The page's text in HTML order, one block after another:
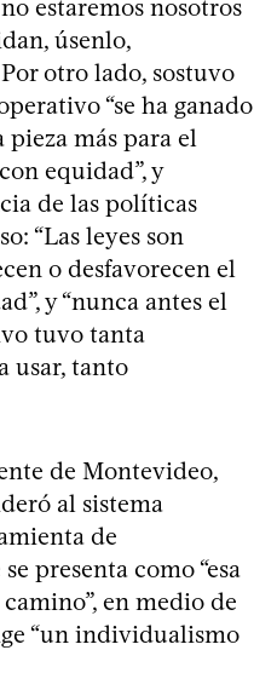
estaremos nosotros
úsenlo,
otro lado, sostuvo
“se ha ganado
pieza más para el
equidad”, y
de las políticas
“Las leyes son
o desfavorecen el
y “nunca antes el
tuvo tanta
usar, tanto
de Montevideo,
al sistema
de
presenta como “esa
en medio de
“un individualismo